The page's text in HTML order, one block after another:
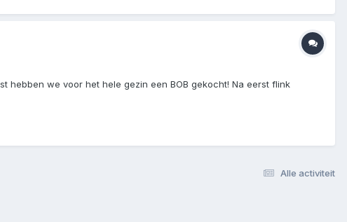
we voor het hele gezin een BOB gekocht! Na eerst flink
Alle activiteit